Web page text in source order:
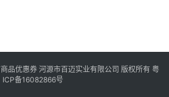
优惠券 河源市百迈实业有限公司 版权所有 粤
ICP备16082866号